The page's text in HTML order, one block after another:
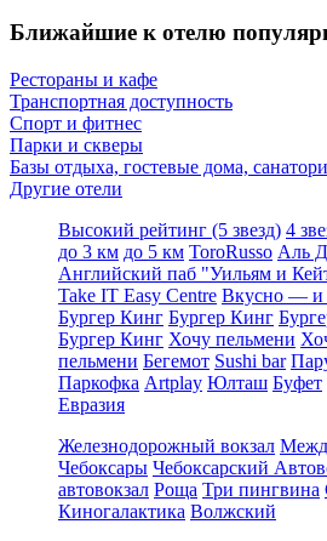
Ближайшие к отелю
Рестораны и кафе
Транспортная доступность
Спорт и фитнес
Парки и скверы
Базы отдыха, гостевые дома,
Другие отели
Высокий рейтинг (5 звезд) 4
до 3 км до 5 км ToroRusso Аль
Английский паб "Уильям и
Take IT Easy Centre Вкусно — и
Бургер Кинг Бургер Кинг
Бургер Кинг Хочу пельмени
пельмени Бегемот Sushi bar
Паркофка Artplay Юлташ Буфет
Евразия
Железнодорожный вокзал
Чебоксары Чебоксарский
автовокзал Роща Три пингвина
Киногалактика Волжский